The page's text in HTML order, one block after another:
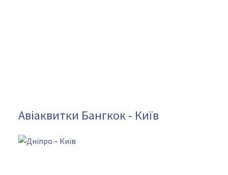
Авіаквитки Бангкок - Київ